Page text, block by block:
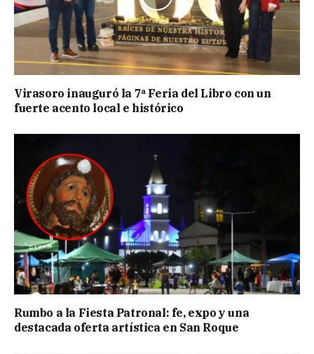
Virasoro inauguró la 7ª Feria del Libro con un
fuerte acento local e histórico
Rumbo a la Fiesta Patronal: fe, expo y una
destacada oferta artística en San Roque